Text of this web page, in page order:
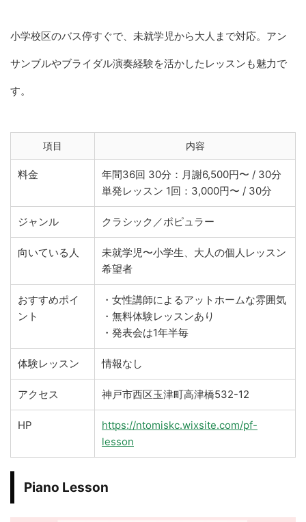
小学校区のバス停すぐで、未就学児から大人まで対応。アン
サンブルやブライダル演奏経験を活かしたレッスンも魅力で
す。
項目 内容
料金
年間36回 30分：月謝6,500円〜 / 30分
単発レッスン 1回：3,000円〜 / 30分
ジャンル クラシック／ポピュラー
向いている人
未就学児〜小学生、大人の個人レッスン
希望者
おすすめポイ
ント
・女性講師によるアットホームな雰囲気
・無料体験レッスンあり
・発表会は1年半毎
体験レッスン 情報なし
アクセス 神戸市西区玉津町高津橋532-12
HP
https://ntomiskc.wixsite.com/pf-
lesson
Piano Lesson